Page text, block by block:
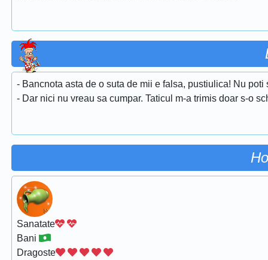
- Bancnota asta de o suta de mii e falsa, pustiulica! Nu poti
- Dar nici nu vreau sa cumpar. Taticul m-a trimis doar s-o
Sanatate
Bani
Dragoste